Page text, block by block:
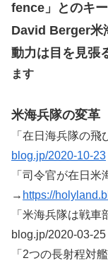
fence」とのキ
David Berger米
動力は目を見張
ます
米海兵隊の変革
「在日海兵隊の
blog.jp/2020-10-23
「司令官が在日米
→ https://
「米海兵隊は戦
blog.jp/2020-03-25
「2つの長射程対